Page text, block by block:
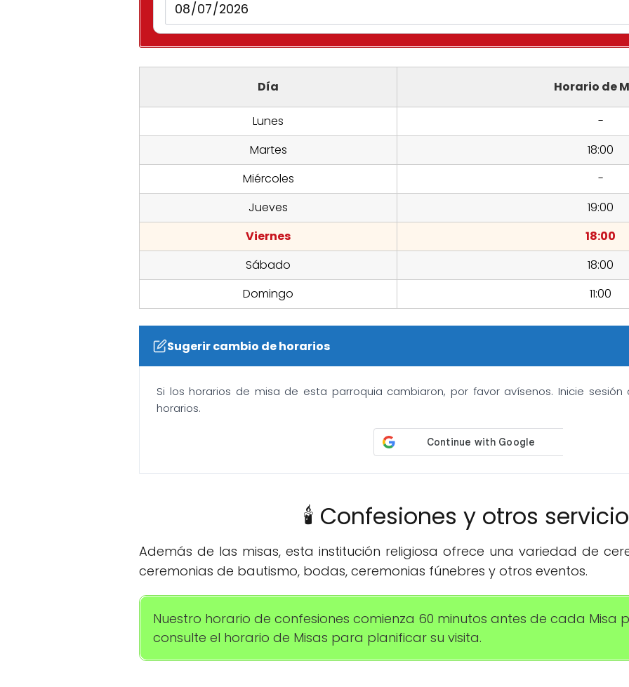
Día Horario de
Lunes
-
Martes
18:00
Miércoles
-
Jueves
19:00
Viernes
18:00
Sábado
18:00
Domingo
11:00
Sugerir cambio de horarios
Si los horarios de misa de esta parroquia cambiaron, por favor avísenos. Inicie
horarios.
🕯️ Confesiones y otros
Además de las misas, esta institución religiosa ofrece una variedad de
ceremonias de bautismo, bodas, ceremonias fúnebres y otros eventos.
Nuestro horario de confesiones comienza 60 minutos antes de cada Misa
consulte el horario de Misas para planificar su visita.